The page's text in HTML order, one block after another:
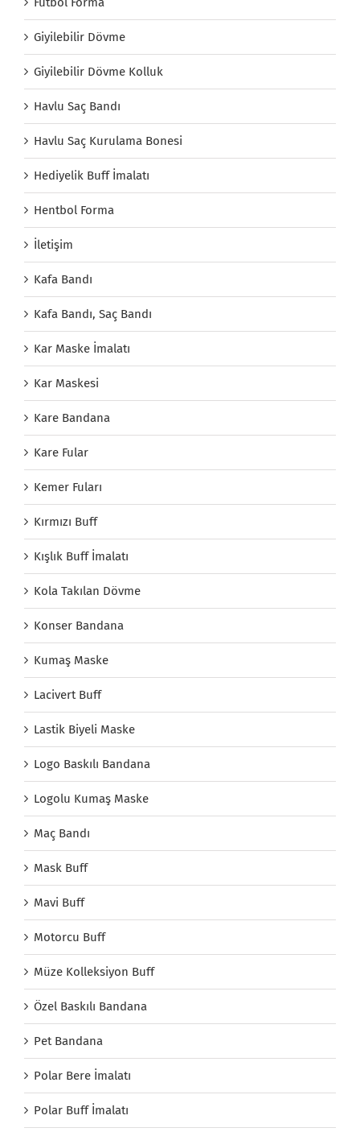
Giyilebilir Dövme
Giyilebilir Dövme Kolluk
Havlu Saç Bandı
Havlu Saç Kurulama Bonesi
Hediyelik Buff İmalatı
Hentbol Forma
İletişim
Kafa Bandı
Kafa Bandı, Saç Bandı
Kar Maske İmalatı
Kar Maskesi
Kare Bandana
Kare Fular
Kemer Fuları
Kırmızı Buff
Kışlık Buff İmalatı
Kola Takılan Dövme
Konser Bandana
Kumaş Maske
Lacivert Buff
Lastik Biyeli Maske
Logo Baskılı Bandana
Logolu Kumaş Maske
Maç Bandı
Mask Buff
Mavi Buff
Motorcu Buff
Müze Kolleksiyon Buff
Özel Baskılı Bandana
Pet Bandana
Polar Bere İmalatı
Polar Buff İmalatı